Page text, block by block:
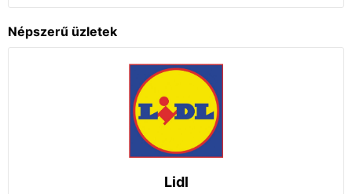
Népszerű üzletek
Lidl